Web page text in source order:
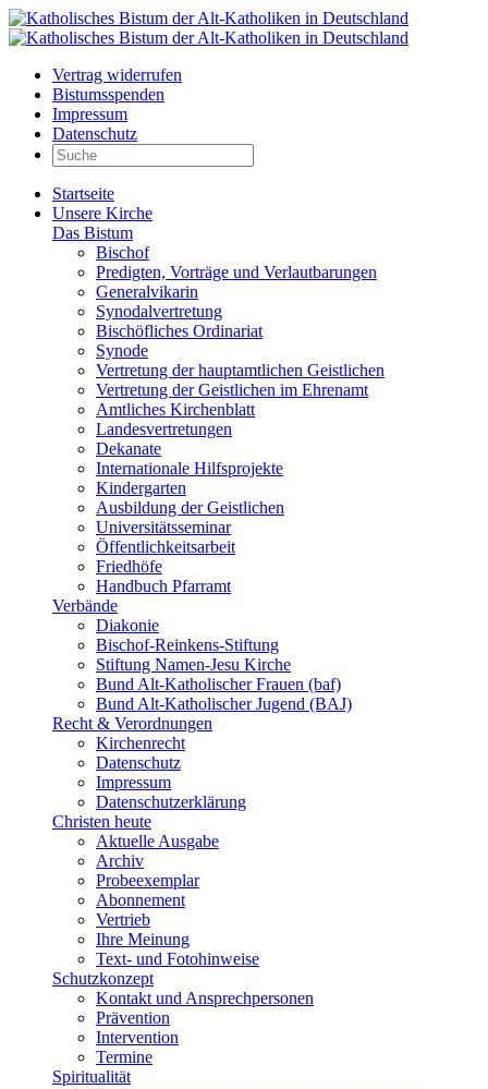
Vertrag widerrufen
Bistumsspenden
Impressum
Datenschutz
Startseite
Unsere Kirche
Das Bistum
Bischof
Predigten, Vorträge und Verlautbarungen
Generalvikarin
Synodalvertretung
Bischöfliches Ordinariat
Synode
Vertretung der hauptamtlichen Geistlichen
Vertretung der Geistlichen im Ehrenamt
Amtliches Kirchenblatt
Landesvertretungen
Dekanate
Internationale Hilfsprojekte
Kindergarten
Ausbildung der Geistlichen
Universitätsseminar
Öffentlichkeitsarbeit
Friedhöfe
Handbuch Pfarramt
Verbände
Diakonie
Bischof-Reinkens-Stiftung
Stiftung Namen-Jesu Kirche
Bund Alt-Katholischer Frauen (baf)
Bund Alt-Katholischer Jugend (BAJ)
Recht & Verordnungen
Kirchenrecht
Datenschutz
Impressum
Datenschutzerklärung
Christen heute
Aktuelle Ausgabe
Archiv
Probeexemplar
Abonnement
Vertrieb
Ihre Meinung
Text- und Fotohinweise
Schutzkonzept
Kontakt und Ansprechpersonen
Prävention
Intervention
Termine
Spiritualität